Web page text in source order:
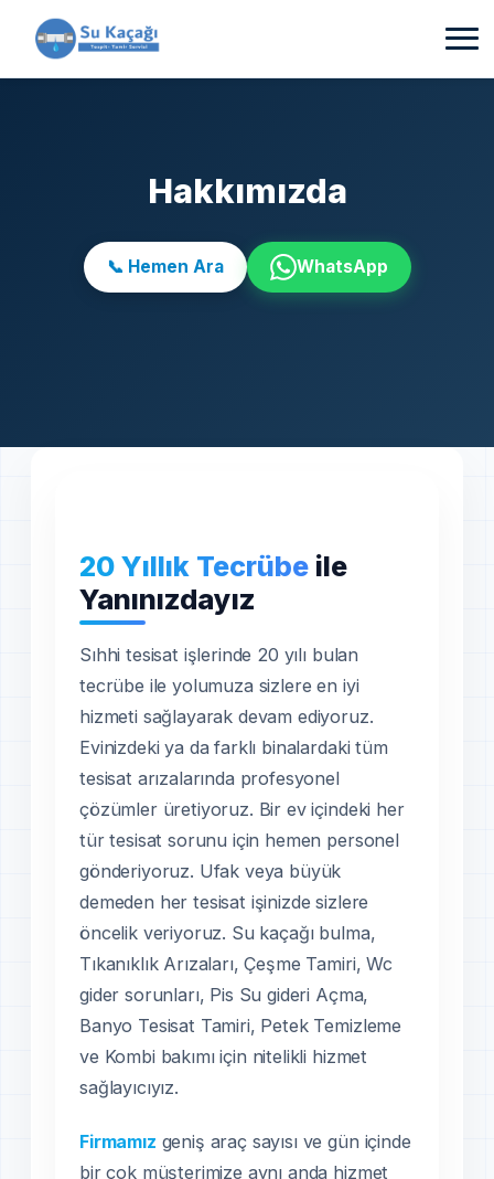
Hakkımızda
📞 Hemen Ara WhatsApp
20 Yıllık Tecrübe ile
Yanınızdayız
Sıhhi tesisat işlerinde 20 yılı bulan
tecrübe ile yolumuza sizlere en iyi
hizmeti sağlayarak devam ediyoruz.
Evinizdeki ya da farklı binalardaki tüm
tesisat arızalarında profesyonel
çözümler üretiyoruz. Bir ev içindeki her
tür tesisat sorunu için hemen personel
gönderiyoruz. Ufak veya büyük
demeden her tesisat işinizde sizlere
öncelik veriyoruz. Su kaçağı bulma,
Tıkanıklık Arızaları, Çeşme Tamiri, Wc
gider sorunları, Pis Su gideri Açma,
Banyo Tesisat Tamiri, Petek Temizleme
ve Kombi bakımı için nitelikli hizmet
sağlayıcıyız.
Firmamız geniş araç sayısı ve gün içinde
bir çok müşterimize aynı anda hizmet